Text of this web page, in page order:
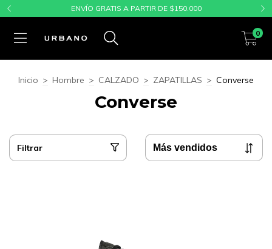
ENVÍO GRATIS A PARTIR DE $150.000
0
Inicio > Hombre > CALZADO > ZAPATILLAS > Converse
Converse
Filtrar